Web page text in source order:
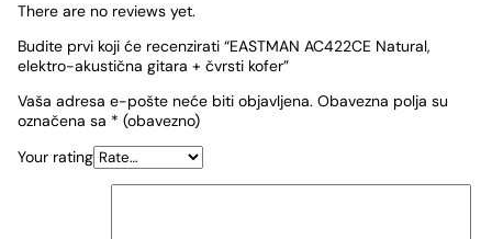
There are no reviews yet.
Budite prvi koji će recenzirati “EASTMAN AC422CE Natural,
elektro-akustična gitara + čvrsti kofer”
Vaša adresa e-pošte neće biti objavljena. Obavezna polja su
označena sa * (obavezno)
Your rating